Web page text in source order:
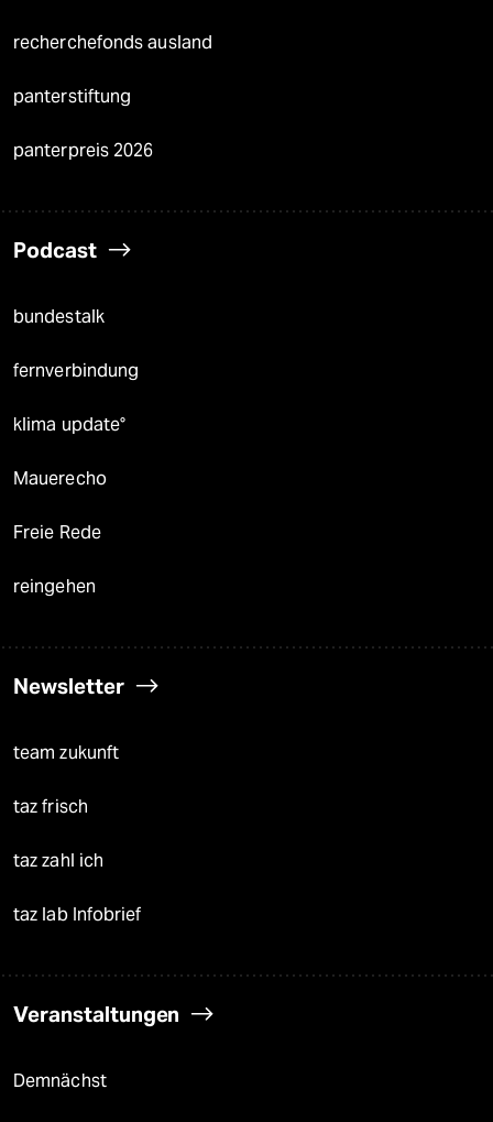
recherchefonds ausland
panterstiftung
panterpreis 2026
Podcast
bundestalk
fernverbindung
klima update°
Mauerecho
Freie Rede
reingehen
Newsletter
team zukunft
taz frisch
taz zahl ich
taz lab Infobrief
Veranstaltungen
Demnächst